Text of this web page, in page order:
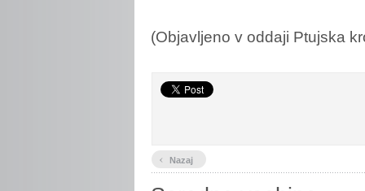
(Objavljeno v oddaji Ptujska
‹ Nazaj